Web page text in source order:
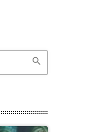
search